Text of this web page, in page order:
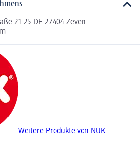
21-25 DE-27404 Zeven
Weitere Produkte von NUK